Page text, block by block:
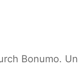
Bonumo.